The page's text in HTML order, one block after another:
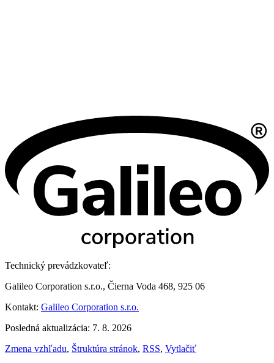
Technický prevádzkovateľ:
Galileo Corporation s.r.o., Čierna Voda 468, 925 06
Kontakt: Galileo Corporation s.r.o.
Posledná aktualizácia: 7. 8. 2026
Zmena vzhľadu, Štruktúra stránok, RSS, Vytlačiť